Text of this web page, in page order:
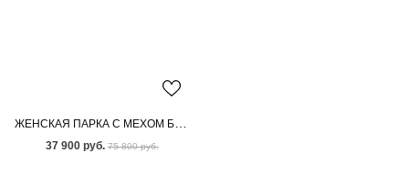
ЖЕНСКАЯ ПАРКА С МЕХОМ БЕНГАЛЬСКОЙ ЛИСЫ
37 900 руб. 75 800 руб.